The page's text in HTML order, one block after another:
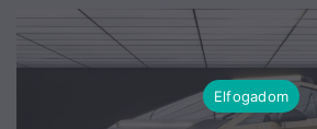
Elfogadom